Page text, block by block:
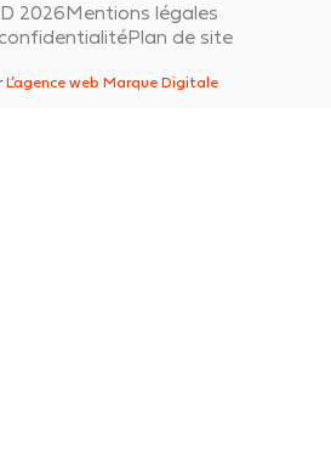
2026Mentions légales
Plan de site
L’agence web Marque Digitale